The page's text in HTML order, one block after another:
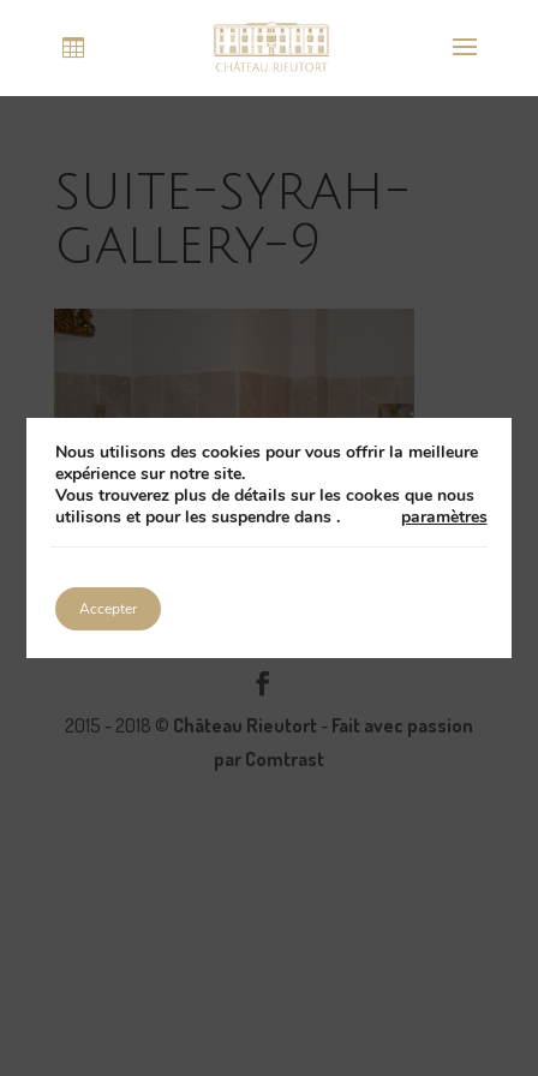
suite-syrah-
gallery-9
2015 - 2018 © Château Rieutort - Fait avec passion
par Comtrast
Nous utilisons des cookies pour vous offrir la meilleure
expérience sur notre site.
Vous trouverez plus de détails sur les cookes que nous
utilisons et pour les suspendre dans
paramètres
.
Accepter